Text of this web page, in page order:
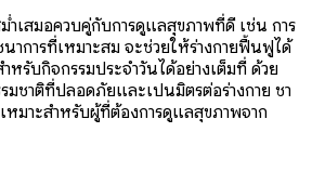
ำเสมอควบคู่กับการดูแลสุขภาพที่ดี เช่น การ
การที่เหมาะสม จะช่วยให้ร่างกายฟื้นฟูได้
หรับกิจกรรมประจำวันได้อย่างเต็มที่ ด้วย
มชาติที่ปลอดภัยและเป็นมิตรต่อร่างกาย ชา
มาะสำหรับผู้ที่ต้องการดูแลสุขภาพจาก